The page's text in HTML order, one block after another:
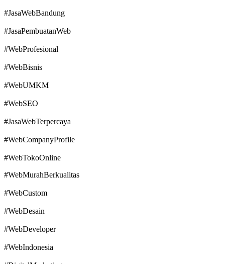
#JasaWebBandung
#JasaPembuatanWeb
#WebProfesional
#WebBisnis
#WebUMKM
#WebSEO
#JasaWebTerpercaya
#WebCompanyProfile
#WebTokoOnline
#WebMurahBerkualitas
#WebCustom
#WebDesain
#WebDeveloper
#WebIndonesia